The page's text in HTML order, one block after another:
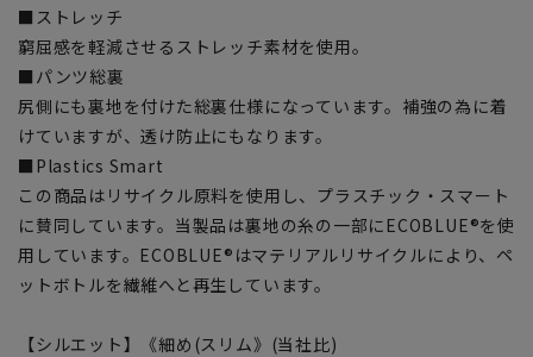
■ストレッチ
窮屈感を軽減させるストレッチ素材を使用。
■パンツ総裏
尻側にも裏地を付けた総裏仕様になっています。補強の為に着
けていますが、透け防止にもなります。
■Plastics Smart
この商品はリサイクル原料を使用し、プラスチック・スマート
に賛同しています。当製品は裏地の糸の一部にECOBLUE®を使
用しています。ECOBLUE®はマテリアルリサイクルにより、ペ
ットボトルを繊維へと再生しています。
【シルエット】《細め(スリム》(当社比)